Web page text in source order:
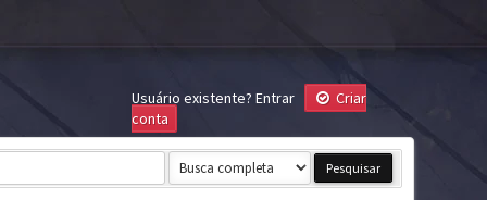
Usuário existente? Entrar
Criar
conta